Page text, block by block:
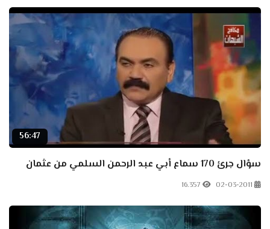
56:47
سؤال جرئ 170 سماع أبي عبد الرحمن السلمي من عثمان
02-03-2011
16.357